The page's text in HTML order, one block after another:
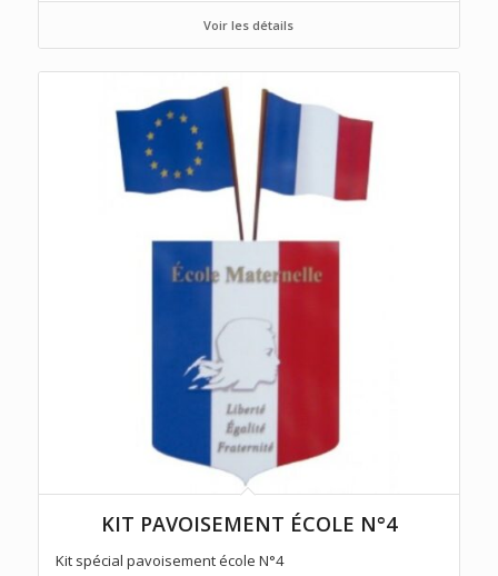
Voir les détails
KIT PAVOISEMENT ÉCOLE N°4
Kit spécial pavoisement école N°4